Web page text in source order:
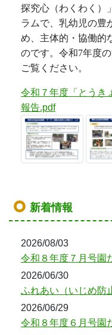
探究心（わくわく）
ラムで、乳幼児の豊
め、主体的・協働的
のです。令和7年度
ご覧ください。
令和７年度「とうき
報告.pdf
新着情報
2026/08/03
令和８年度７月号園
2026/06/30
ふれあい（いじめ防
2026/06/29
令和８年度６月号園